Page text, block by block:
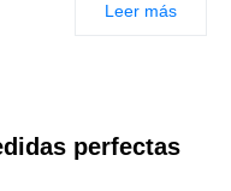
Leer más
perfectas